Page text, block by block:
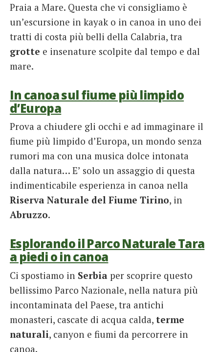
Praia a Mare. Questa che vi consigliamo è
un’escursione in kayak o in canoa in uno dei
tratti di costa più belli della Calabria, tra
grotte e insenature scolpite dal tempo e dal
mare.
In canoa sul fiume più limpido
d’Europa
Prova a chiudere gli occhi e ad immaginare il
fiume più limpido d’Europa, un mondo senza
rumori ma con una musica dolce intonata
dalla natura… E’ solo un assaggio di questa
indimenticabile esperienza in canoa nella
Riserva Naturale del Fiume Tirino, in
Abruzzo.
Esplorando il Parco Naturale Tara
a piedi o in canoa
Ci spostiamo in Serbia per scoprire questo
bellissimo Parco Nazionale, nella natura più
incontaminata del Paese, tra antichi
monasteri, cascate di acqua calda, terme
naturali, canyon e fiumi da percorrere in
canoa.